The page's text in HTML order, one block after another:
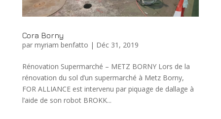
Cora Borny
par myriam benfatto | Déc 31, 2019
Rénovation Supermarché – METZ BORNY Lors de la
rénovation du sol d’un supermarché à Metz Borny,
FOR ALLIANCE est intervenu par piquage de dallage à
l’aide de son robot BROKK...